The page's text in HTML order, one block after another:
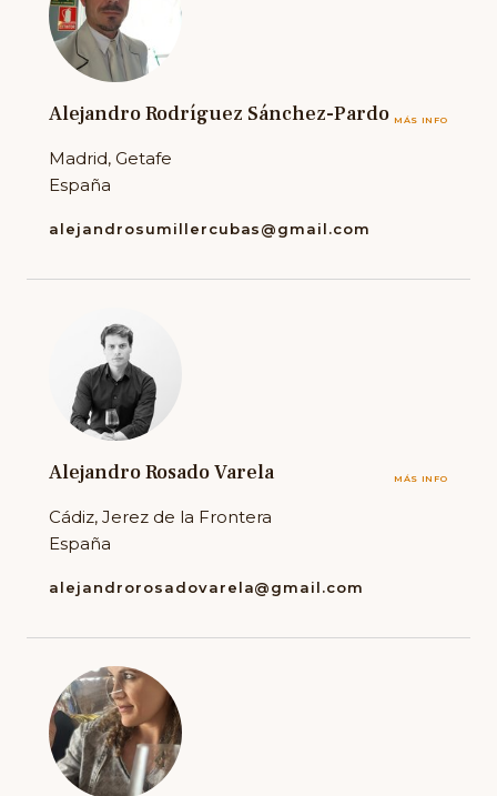
Alejandro Rodríguez Sánchez-Pardo MÁS INFO
Madrid, Getafe
España
alejandrosumillercubas@gmail.com
Alejandro Rosado Varela MÁS INFO
Cádiz, Jerez de la Frontera
España
alejandrorosadovarela@gmail.com